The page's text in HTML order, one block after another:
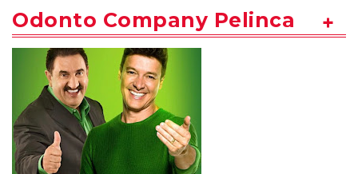
Odonto Company Pelinca